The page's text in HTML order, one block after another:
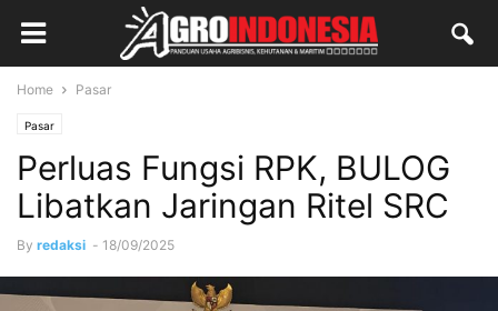
Home Pasar
Pasar
Perluas Fungsi RPK, BULOG
Libatkan Jaringan Ritel SRC
By redaksi - 18/09/2025